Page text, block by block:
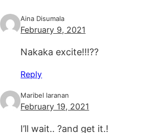
Aina Disumala
February 9, 2021
Nakaka excite!!!??
Reply
Maribel laranan
February 19, 2021
I’ll wait.. ?and get it.!